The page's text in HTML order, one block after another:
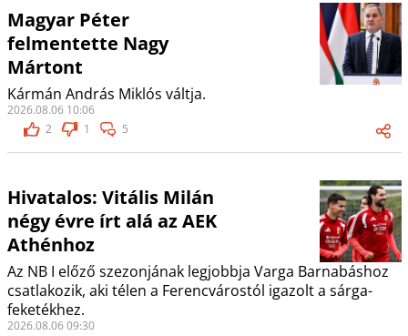
Magyar Péter
felmentette Nagy
Mártont
Kármán András Miklós váltja.
2026.08.06 10:06
2
1 5
Hivatalos: Vitális Milán
négy évre írt alá az AEK
Athénhoz
Az NB I előző szezonjának legjobbja Varga Barnabáshoz
csatlakozik, aki télen a Ferencvárostól igazolt a sárga-
feketékhez.
2026.08.06 09:30